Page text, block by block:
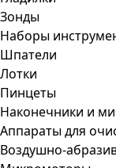
Зонды
Наборы
Шпатели
Лотки
Пинцеты
Наконечники и
Аппараты для
Воздушно-